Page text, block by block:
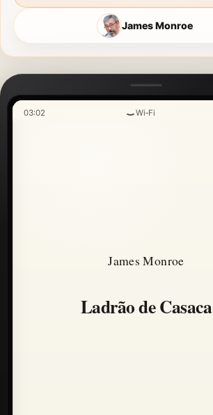
03:02 Wi‑Fi
James Monroe
Ladrão de Casaca
James Monroe